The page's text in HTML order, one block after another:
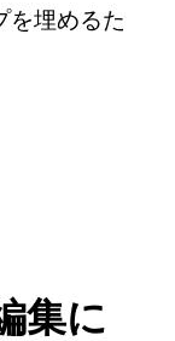
を埋めるた
集に